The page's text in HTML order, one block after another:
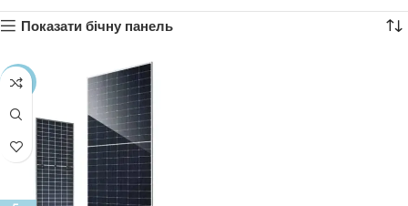
Показати бічну панель
-9%